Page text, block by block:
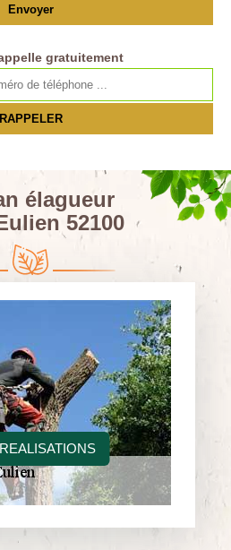
gratuitement
élagueur
52100